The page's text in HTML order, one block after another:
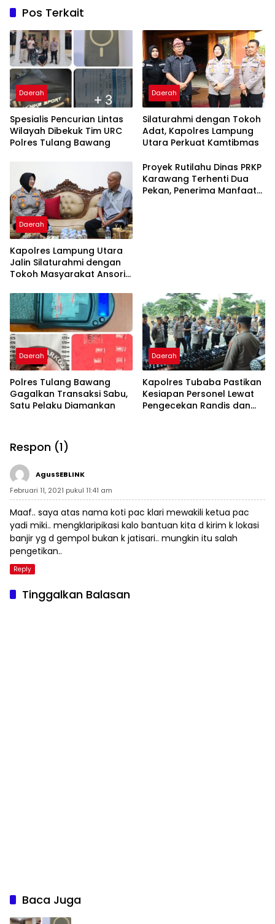
Pos Terkait
Daerah
Spesialis Pencurian Lintas
Wilayah Dibekuk Tim URC
Polres Tulang Bawang
Daerah
Silaturahmi dengan Tokoh
Adat, Kapolres Lampung
Utara Perkuat Kamtibmas
Daerah
Kapolres Lampung Utara
Jalin Silaturahmi dengan
Tokoh Masyarakat Ansori
Proyek Rutilahu Dinas PRKP
Karawang Terhenti Dua
Pekan, Penerima Manfaat
Daerah
Polres Tulang Bawang
Gagalkan Transaksi Sabu,
Satu Pelaku Diamankan
Daerah
Kapolres Tubaba Pastikan
Kesiapan Personel Lewat
Pengecekan Randis dan
Respon (1)
AgusSEBLINK
Februari 11, 2021 pukul 11:41 am
Maaf.. saya atas nama koti pac klari mewakili ketua pac
yadi miki.. mengklaripikasi kalo bantuan kita d kirim k lokasi
banjir yg d gempol bukan k jatisari.. mungkin itu salah
pengetikan..
Reply
Tinggalkan Balasan
Baca Juga